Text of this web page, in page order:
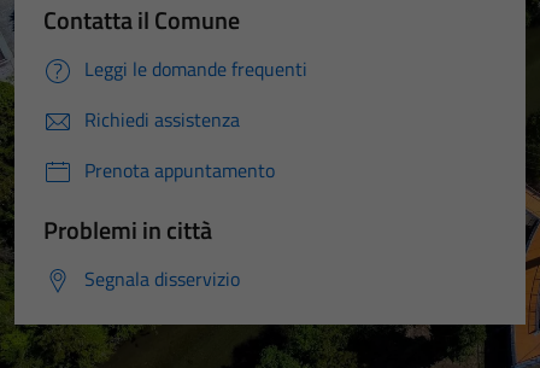
Contatta il Comune
Leggi le domande frequenti
Richiedi assistenza
Prenota appuntamento
Problemi in città
Segnala disservizio